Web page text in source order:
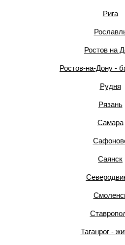
Рига
Ростов на
Ростов-на-Дону -
Рудня
Рязань
Самара
Саянск
Таганрог -